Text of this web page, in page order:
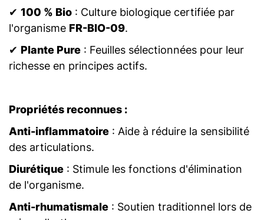
✔ 100 % Bio : Culture biologique certifiée par
l'organisme FR-BIO-09.
✔ Plante Pure : Feuilles sélectionnées pour leur
richesse en principes actifs.
Propriétés reconnues :
Anti-inflammatoire : Aide à réduire la sensibilité
des articulations.
Diurétique : Stimule les fonctions d'élimination
de l'organisme.
Anti-rhumatismale : Soutien traditionnel lors de